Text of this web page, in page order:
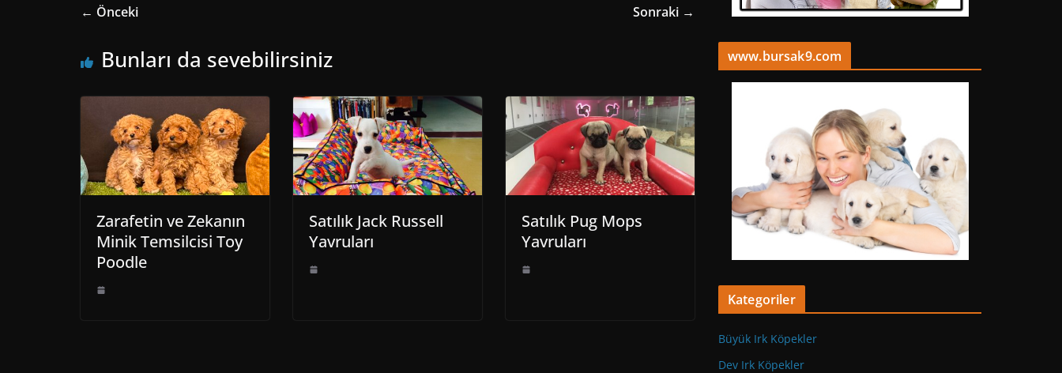
← Önceki Sonraki →
Bunları da sevebilirsiniz
Zarafetin ve Zekanın
Minik Temsilcisi Toy
Poodle
Satılık Jack Russell
Yavruları
Satılık Pug Mops
Yavruları
www.bursak9.com
Kategoriler
Büyük Irk Köpekler
Dev Irk Köpekler